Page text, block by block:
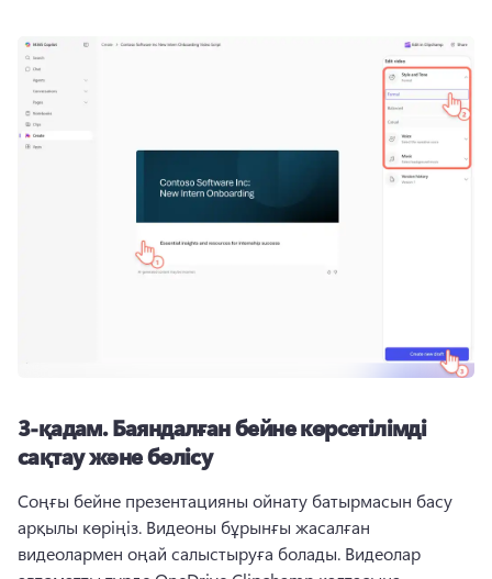
3-қадам.Баяндалған бейне көрсетілімді
сақтау және бөлісу
Соңғы бейне презентацияны ойнату батырмасын басу
арқылы көріңіз. Видеоны бұрынғы жасалған
видеолармен оңай салыстыруға болады. Видеолар